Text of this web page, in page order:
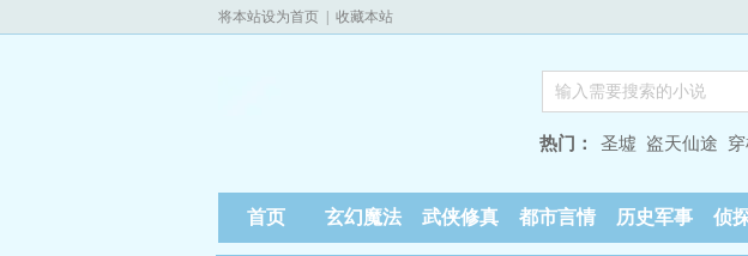
将本站设为首页 收藏本站
热门： 圣墟 盗天仙途
首页 玄幻魔法 武侠修真 都市言情 历史军事 侦